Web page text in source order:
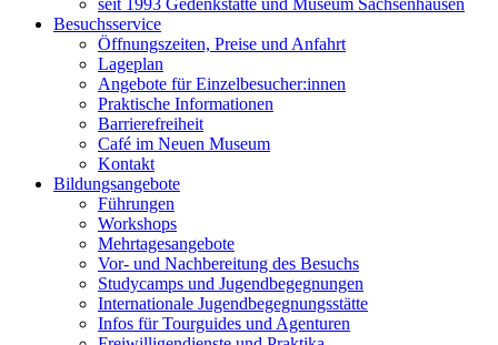
seit 1993 Gedenkstätte und Museum Sachsenhausen
Besuchsservice
Öffnungszeiten, Preise und Anfahrt
Lageplan
Angebote für Einzelbesucher:innen
Praktische Informationen
Barrierefreiheit
Café im Neuen Museum
Kontakt
Bildungsangebote
Führungen
Workshops
Mehrtagesangebote
Vor- und Nachbereitung des Besuchs
Studycamps und Jugendbegegnungen
Internationale Jugendbegegnungsstätte
Infos für Tourguides und Agenturen